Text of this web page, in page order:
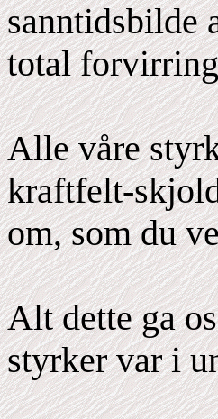
sanntidsbilde
total
Alle våre
kraftfelt-
om, som du
Alt dette ga
styrker var i